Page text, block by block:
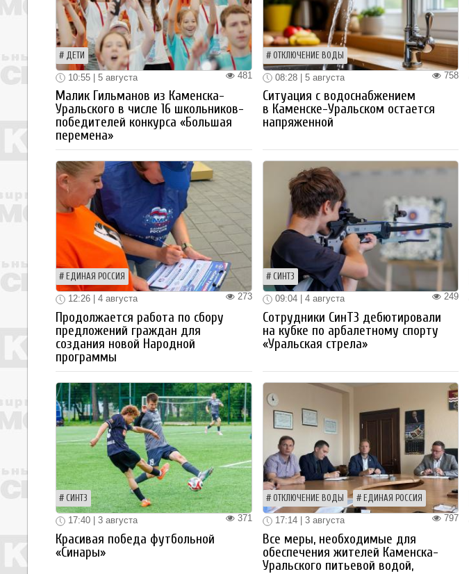
ДЕТИ
481
10:55 | 5 августа
Малик Гильманов из Каменска-
Уральского в числе 16 школьников-
победителей конкурса «Большая
перемена»
ОТКЛЮЧЕНИЕ ВОДЫ
758
08:28 | 5 августа
Ситуация с водоснабжением
в Каменске-Уральском остается
напряженной
ЕДИНАЯ РОССИЯ
273
12:26 | 4 августа
Продолжается работа по сбору
предложений граждан для
создания новой Народной
программы
СИНТЗ
249
09:04 | 4 августа
Сотрудники СинТЗ дебютировали
на кубке по арбалетному спорту
«Уральская стрела»
СИНТЗ
371
17:40 | 3 августа
Красивая победа футбольной
«Синары»
ОТКЛЮЧЕНИЕ ВОДЫ ЕДИНАЯ РОССИЯ
797
17:14 | 3 августа
Все меры, необходимые для
обеспечения жителей Каменска-
Уральского питьевой водой,